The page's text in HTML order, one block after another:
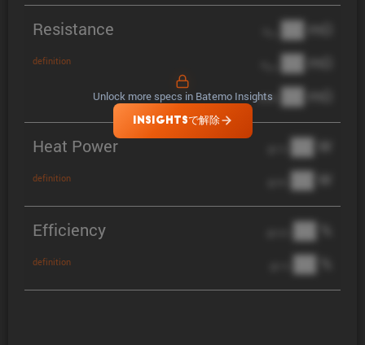
Resistance
definition
██ mΩ
██ mΩ
DCIR ██ mΩ
Heat Power
definition
██ W
██ W
Efficiency
definition
██ %
██ %
Unlock more specs in Batemo Insights
INSIGHTSで解除